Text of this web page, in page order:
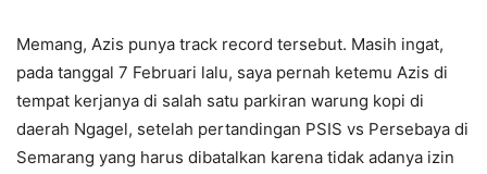
Memang, Azis punya track record tersebut. Masih ingat,
pada tanggal 7 Februari lalu, saya pernah ketemu Azis di
tempat kerjanya di salah satu parkiran warung kopi di
daerah Ngagel, setelah pertandingan PSIS vs Persebaya di
Semarang yang harus dibatalkan karena tidak adanya izin